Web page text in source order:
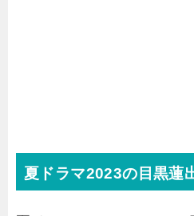
夏ドラマ2023の目黒蓮